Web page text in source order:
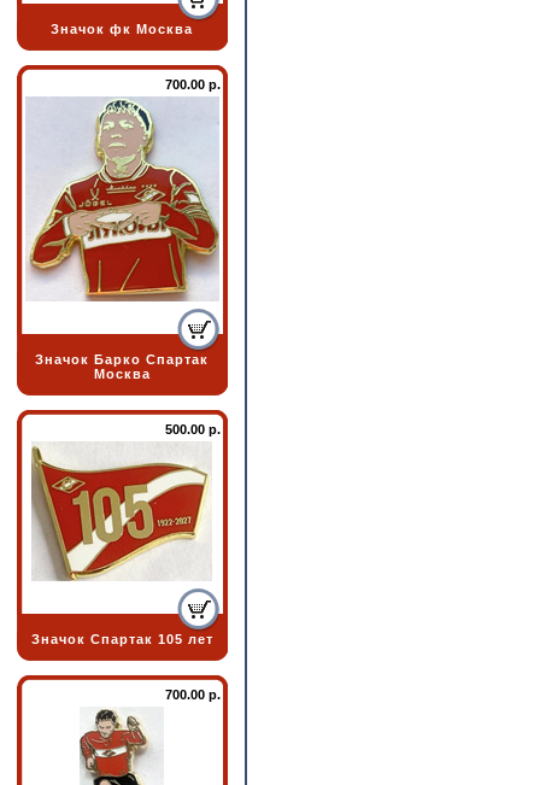
Значок фк Москва
700.00 р.
Значок Барко Спартак
Москва
500.00 р.
Значок Спартак 105 лет
700.00 р.